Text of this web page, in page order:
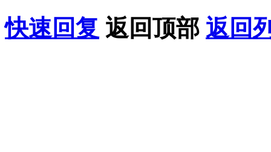
快速回复 返回顶部 返回